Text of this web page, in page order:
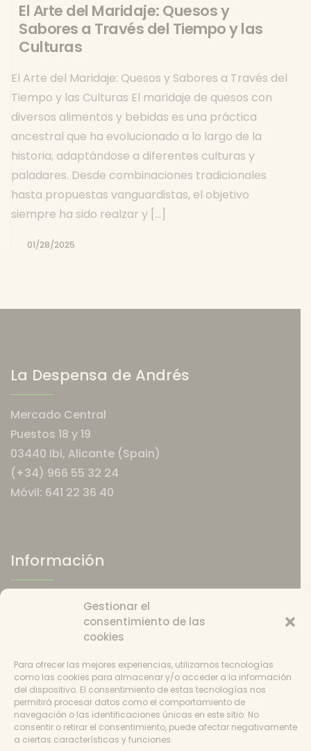
Gestionar el
consentimiento de las
cookies
Para ofrecer las mejores experiencias, utilizamos tecnologías
como las cookies para almacenar y/o acceder a la información
del dispositivo. El consentimiento de estas tecnologías nos
permitirá procesar datos como el comportamiento de
navegación o las identificaciones únicas en este sitio. No
consentir o retirar el consentimiento, puede afectar negativamente
a ciertas características y funciones.
El Arte del Maridaje: Quesos y
Sabores a Través del Tiempo y las
Culturas
El Arte del Maridaje: Quesos y Sabores a Través del
Tiempo y las Culturas El maridaje de quesos con
diversos alimentos y bebidas es una práctica
ancestral que ha evolucionado a lo largo de la
historia, adaptándose a diferentes culturas y
paladares. Desde combinaciones tradicionales
hasta propuestas vanguardistas, el objetivo
siempre ha sido realzar y […]
Por01/28/2025
La Despensa de Andrés
Mercado Central
Puestos 18 y 19
03440 Ibi, Alicante (Spain)
(+34) 966 55 32 24
Móvil: 641 22 36 40
Información
Quiénes somos
Política de envios
Política de devoluciones
Condiciones de uso
Política de cookies
Consentimiento